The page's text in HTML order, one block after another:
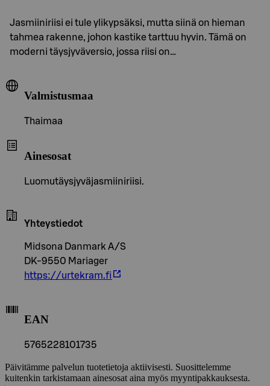
Jasmiiniriisi ei tule ylikypsäksi, mutta siinä on hieman
tahmea rakenne, johon kastike tarttuu hyvin. Tämä on
moderni täysjyväversio, jossa riisi on…
Valmistusmaa
Thaimaa
Ainesosat
Luomutäysjyväjasmiiniriisi.
Yhteystiedot
Midsona Danmark A/S
DK-9550 Mariager
https://urtekram.fi
EAN
5765228101735
Päivitämme palvelun tuotetietoja aktiivisesti. Suosittelemme
kuitenkin tarkistamaan ainesosat aina myös myyntipakkauksesta.